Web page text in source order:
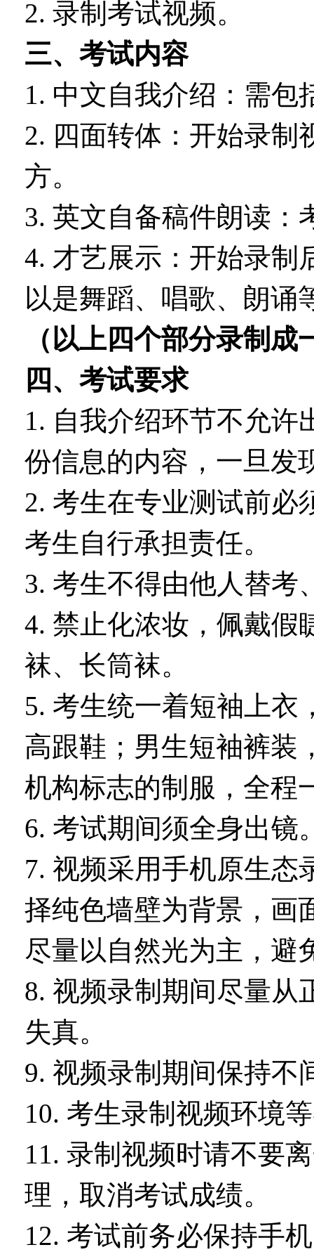
2. 录制考试视频。
三、考试内容
1. 中文自我介绍：需包
2. 四面转体：开始录制
方。
3. 英文自备稿件朗读：
4. 才艺展示：开始录制
以是舞蹈、唱歌、朗诵
（以上四个部分录制成
四、考试要求
1. 自我介绍环节不允许
份信息的内容，一旦发
2. 考生在专业测试前必
考生自行承担责任。
3. 考生不得由他人替考
4. 禁止化浓妆，佩戴假
袜、长筒袜。
5. 考生统一着短袖上衣
高跟鞋；男生短袖裤装
机构标志的制服，全程
6. 考试期间须全身出镜
7. 视频采用手机原生态
择纯色墙壁为背景，画
尽量以自然光为主，避
8. 视频录制期间尽量从
失真。
9. 视频录制期间保持不
10. 考生录制视频环境
11. 录制视频时请不要
理，取消考试成绩。
12. 考试前务必保持手